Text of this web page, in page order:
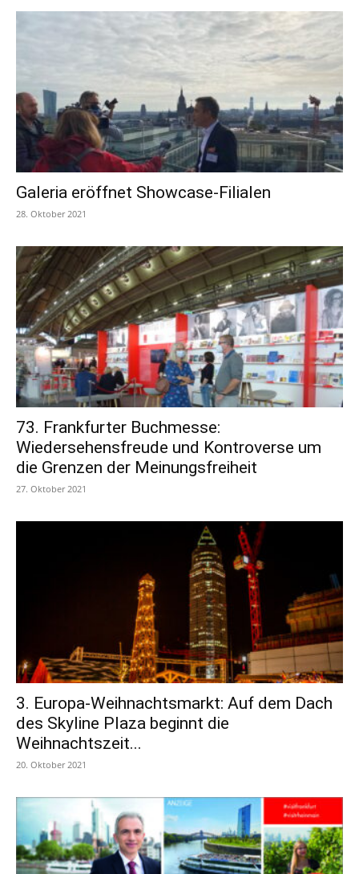
Galeria eröffnet Showcase-Filialen
28. Oktober 2021
73. Frankfurter Buchmesse:
Wiedersehensfreude und Kontroverse um
die Grenzen der Meinungsfreiheit
27. Oktober 2021
3. Europa-Weihnachtsmarkt: Auf dem Dach
des Skyline Plaza beginnt die
Weihnachtszeit...
20. Oktober 2021